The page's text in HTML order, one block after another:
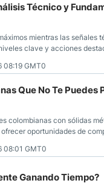
Técnico y
mientras las señales
clave y acciones
08:19 GMT0
Que No Te Puedes
colombianas con sólidas
oportunidades de
08:01 GMT0
Ganando Tiempo?